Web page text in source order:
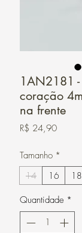
1AN2181
coração
na frente
R$ 24,90Preço
Tamanho *
14 16 18
Quantidade *